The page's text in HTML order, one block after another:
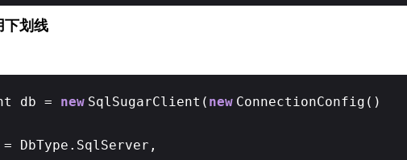
下划线
db = new SqlSugarClient( new ConnectionConfig()
= DbType.SqlServer,